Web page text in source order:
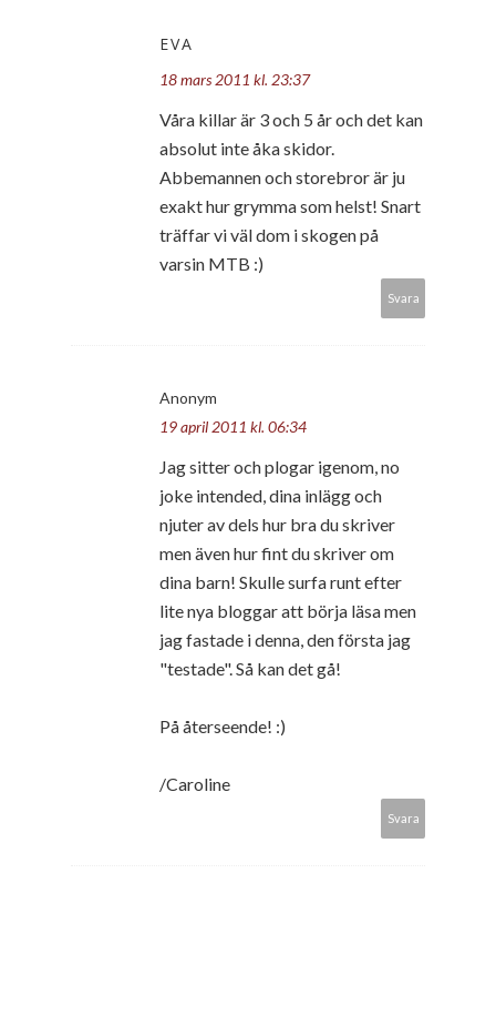
EVA
18 mars 2011 kl. 23:37
Våra killar är 3 och 5 år och det kan
absolut inte åka skidor.
Abbemannen och storebror är ju
exakt hur grymma som helst! Snart
träffar vi väl dom i skogen på
varsin MTB :)
Svara
Anonym
19 april 2011 kl. 06:34
Jag sitter och plogar igenom, no
joke intended, dina inlägg och
njuter av dels hur bra du skriver
men även hur fint du skriver om
dina barn! Skulle surfa runt efter
lite nya bloggar att börja läsa men
jag fastade i denna, den första jag
"testade". Så kan det gå!
På återseende! :)
/Caroline
Svara